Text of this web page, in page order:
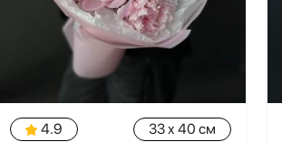
4.9
33 x 40 см